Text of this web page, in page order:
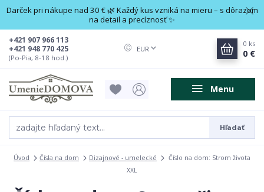
Darček pri nákupe nad 30 € 🌿 Každý kus vzniká na mieru – s dôrazom
na detail a precíznosť ✨
Menu
EUR
Hľadať
+421 948 770 425
+421 907 966 113
(Po-Pia, 8-18 hod.)
0 ks
0 €
Úvod Čísla na dom Dizajnové - umelecké
Číslo na dom: Strom života
XXL